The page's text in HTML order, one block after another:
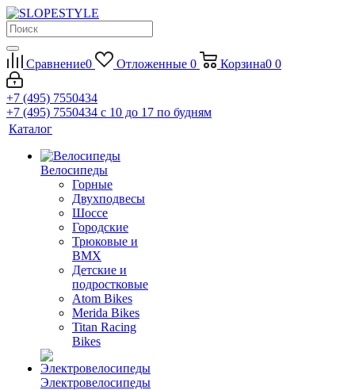
Сравнение0 Отложенные 0 Корзина0 0
+7 (495) 7550434
+7 (495) 7550434 с 10 до 17 по будням
Каталог
Велосипеды
Горные
Двухподвесы
Шоссе
Городские
Трюковые и
BMX
Детские и
подростковые
Atom Bikes
Merida Bikes
Titan Racing
Bikes
Электровелосипеды